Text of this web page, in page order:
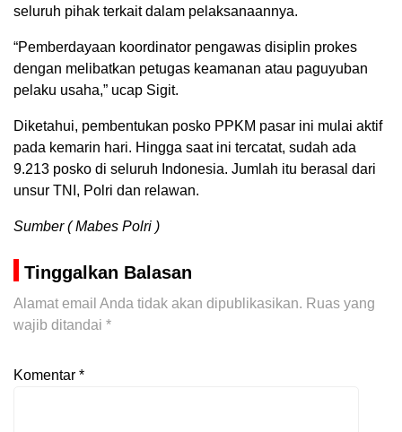
seluruh pihak terkait dalam pelaksanaannya.
“Pemberdayaan koordinator pengawas disiplin prokes
dengan melibatkan petugas keamanan atau paguyuban
pelaku usaha,” ucap Sigit.
Diketahui, pembentukan posko PPKM pasar ini mulai aktif
pada kemarin hari. Hingga saat ini tercatat, sudah ada
9.213 posko di seluruh Indonesia. Jumlah itu berasal dari
unsur TNI, Polri dan relawan.
Sumber ( Mabes Polri )
Tinggalkan Balasan
Alamat email Anda tidak akan dipublikasikan. Ruas yang
wajib ditandai *
Komentar *